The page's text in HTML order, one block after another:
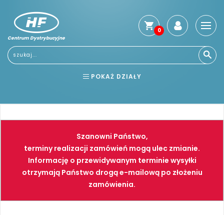
Centrum Dystrybucyjne
0
POKAŻ DZIAŁY
NARZĘDZIA SPAWALNICTWO
FARBY PNEUMATYKA
Szanowni Państwo,
terminy realizacji zamówień mogą ulec zmianie.
Informację o przewidywanym terminie wysyłki
otrzymają Państwo drogą e-mailową po złożeniu
zamówienia.